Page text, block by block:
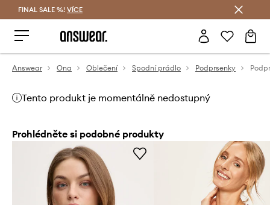
FINAL SALE %! VÍCE
Answear Ona Oblečení Spodní prádlo Podprsenky
Tento produkt je momentálně nedostupný
Prohlédněte si podobné produkty